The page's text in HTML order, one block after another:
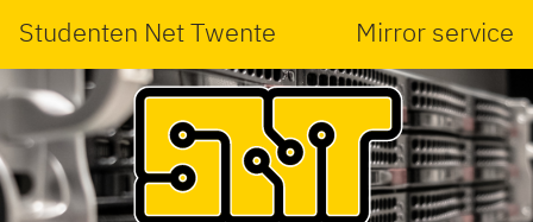
Studenten Net Twente Mirror service